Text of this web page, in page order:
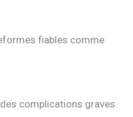
fiables comme
complications graves.